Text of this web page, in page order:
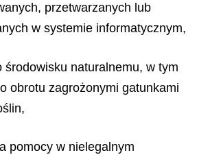
przetwarzanych lub
w systemie informatycznym,
środowisku naturalnemu, w tym
obrotu zagrożonymi gatunkami
pomocy w nielegalnym